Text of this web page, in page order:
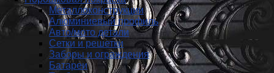
Металлоконструкции
Алюминиевый профиль
Авто/мото детали
Сетки и решетки
Заборы и ограждения
Батареи